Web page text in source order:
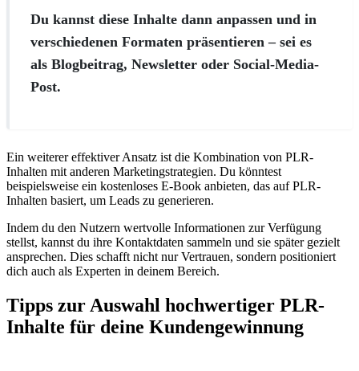
Du kannst diese Inhalte dann anpassen und in
verschiedenen Formaten präsentieren – sei es
als Blogbeitrag, Newsletter oder Social-Media-
Post.
Ein weiterer effektiver Ansatz ist die Kombination von PLR-
Inhalten mit anderen Marketingstrategien. Du könntest
beispielsweise ein kostenloses E-Book anbieten, das auf PLR-
Inhalten basiert, um Leads zu generieren.
Indem du den Nutzern wertvolle Informationen zur Verfügung
stellst, kannst du ihre Kontaktdaten sammeln und sie später gezielt
ansprechen. Dies schafft nicht nur Vertrauen, sondern positioniert
dich auch als Experten in deinem Bereich.
Tipps zur Auswahl hochwertiger PLR-
Inhalte für deine Kundengewinnung